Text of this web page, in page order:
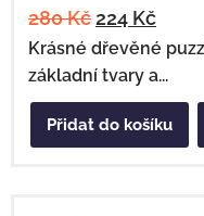
280Kč224 Kč
Krásné dřevěné
základní tvary a...
Přidat do košíku